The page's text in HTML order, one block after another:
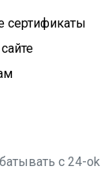
сертификаты
с 24-ok